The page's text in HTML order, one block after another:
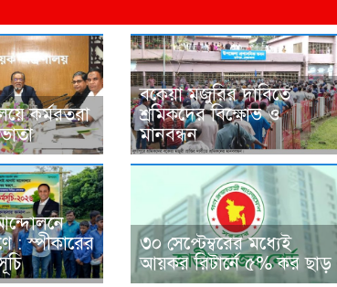
কর্মরতরা
বকেয়া মজুরির দাবিতে
শ্রমিকদের বিক্ষোভ ও
মানবন্ধন
: স্পীকারের
৩০ সেপ্টেম্বরের মধ্যেই
আয়কর রিটার্নে ৫% কর ছাড়